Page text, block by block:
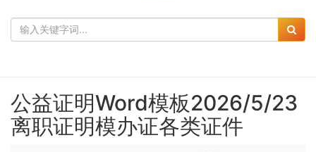
公益证明Word模板2026/5/23
离职证明模办证各类证件